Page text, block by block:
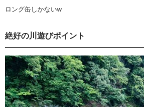
ロング缶しかないw
絶好の川遊びポイント